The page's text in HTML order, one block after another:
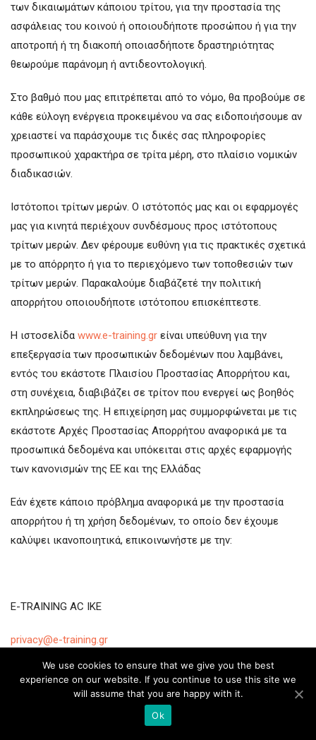
των δικαιωμάτων κάποιου τρίτου, για την προστασία της
ασφάλειας του κοινού ή οποιουδήποτε προσώπου ή για την
αποτροπή ή τη διακοπή οποιασδήποτε δραστηριότητας
θεωρούμε παράνομη ή αντιδεοντολογική.
Στο βαθμό που μας επιτρέπεται από το νόμο, θα προβούμε σε
κάθε εύλογη ενέργεια προκειμένου να σας ειδοποιήσουμε αν
χρειαστεί να παράσχουμε τις δικές σας πληροφορίες
προσωπικού χαρακτήρα σε τρίτα μέρη, στο πλαίσιο νομικών
διαδικασιών.
Ιστότοποι τρίτων μερών. Ο ιστότοπός μας και οι εφαρμογές
μας για κινητά περιέχουν συνδέσμους προς ιστότοπους
τρίτων μερών. Δεν φέρουμε ευθύνη για τις πρακτικές σχετικά
με το απόρρητο ή για το περιεχόμενο των τοποθεσιών των
τρίτων μερών. Παρακαλούμε διαβάζετέ την πολιτική
απορρήτου οποιουδήποτε ιστότοπου επισκέπτεστε.
Η ιστοσελίδα www.e-training.gr είναι υπεύθυνη για την
επεξεργασία των προσωπικών δεδομένων που λαμβάνει,
εντός του εκάστοτε Πλαισίου Προστασίας Απορρήτου και,
στη συνέχεια, διαβιβάζει σε τρίτον που ενεργεί ως βοηθός
εκπληρώσεως της. Η επιχείρηση μας συμμορφώνεται με τις
εκάστοτε Αρχές Προστασίας Απορρήτου αναφορικά με τα
προσωπικά δεδομένα και υπόκειται στις αρχές εφαρμογής
των κανονισμών της ΕΕ και της Ελλάδας
Εάν έχετε κάποιο πρόβλημα αναφορικά με την προστασία
απορρήτου ή τη χρήση δεδομένων, το οποίο δεν έχουμε
καλύψει ικανοποιητικά, επικοινωνήστε με την:
E-TRAINING AC IKE
privacy@e-training.gr
Κηφισίας 180,
We use cookies to ensure that we give you the best
experience on our website. If you continue to use this site we
will assume that you are happy with it.
Ok